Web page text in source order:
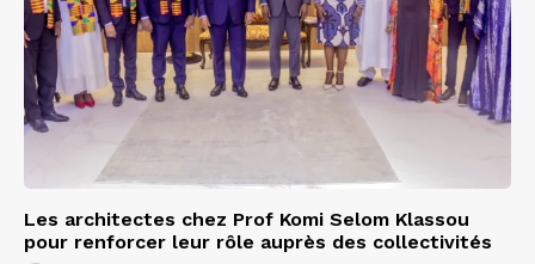
Les architectes chez Prof Komi Selom Klassou
pour renforcer leur rôle auprès des collectivités